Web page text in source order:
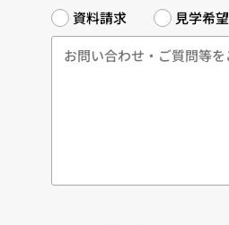
資料請求 見学希望